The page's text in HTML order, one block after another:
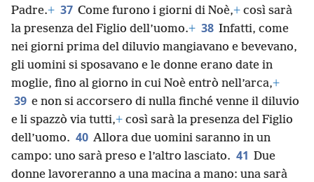
Padre.+ 37 Come furono i giorni di Noè,+ così sarà
la presenza del Figlio dell’uomo.+ 38 Infatti, come
nei giorni prima del diluvio mangiavano e bevevano,
gli uomini si sposavano e le donne erano date in
moglie, fino al giorno in cui Noè entrò nell’arca,+
39 e non si accorsero di nulla finché venne il diluvio
e li spazzò via tutti,+ così sarà la presenza del Figlio
dell’uomo. 40 Allora due uomini saranno in un
campo: uno sarà preso e l’altro lasciato. 41 Due
donne lavoreranno a una macina a mano: una sarà